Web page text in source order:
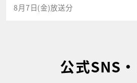
8月7日(金)放送分
公式SNS